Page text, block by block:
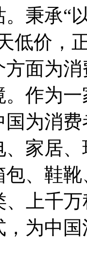
秉承“
低价，
方面为
。作为
为消
家居
、鞋
、上千
，为中